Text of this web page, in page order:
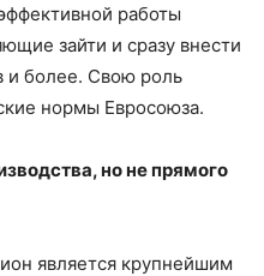
работы
зайти и сразу внести
и более. Свою роль
нормы Евросоюза.
но не прямого
является крупнейшим